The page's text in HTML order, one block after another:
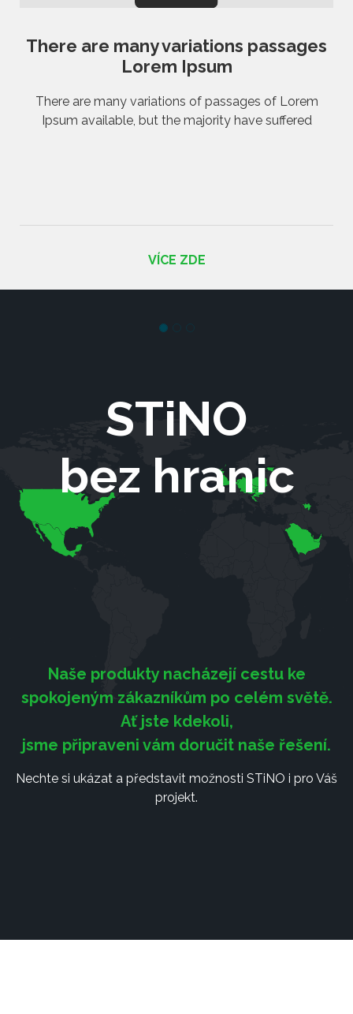
There are many variations passages
Lorem Ipsum
There are many variations of passages of Lorem
Ipsum available, but the majority have suffered
VÍCE ZDE
STiNO
bez hranic
Naše produkty nacházejí cestu ke
spokojeným zákazníkům po celém světě.
Ať jste kdekoli,
jsme připraveni vám doručit naše řešení.
Nechte si ukázat a představit možnosti STiNO i pro Váš
projekt.